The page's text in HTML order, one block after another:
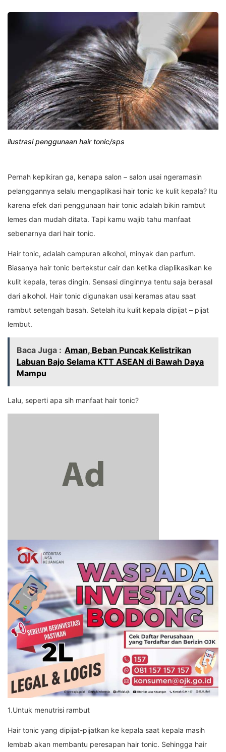
ilustrasi penggunaan hair tonic/sps
Pernah kepikiran ga, kenapa salon – salon usai ngeramasin
pelanggannya selalu mengaplikasi hair tonic ke kulit kepala? Itu
karena efek dari penggunaan hair tonic adalah bikin rambut
lemes dan mudah ditata. Tapi kamu wajib tahu manfaat
sebenarnya dari hair tonic.
Hair tonic, adalah campuran alkohol, minyak dan parfum.
Biasanya hair tonic bertekstur cair dan ketika diaplikasikan ke
kulit kepala, teras dingin. Sensasi dinginnya tentu saja berasal
dari alkohol. Hair tonic digunakan usai keramas atau saat
rambut setengah basah. Setelah itu kulit kepala dipijat – pijat
lembut.
Baca Juga : Aman, Beban Puncak Kelistrikan
Labuan Bajo Selama KTT ASEAN di Bawah Daya
Mampu
Lalu, seperti apa sih manfaat hair tonic?
1.Untuk menutrisi rambut
Hair tonic yang dipijat-pijatkan ke kepala saat kepala masih
lembab akan membantu peresapan hair tonic. Sehingga hair